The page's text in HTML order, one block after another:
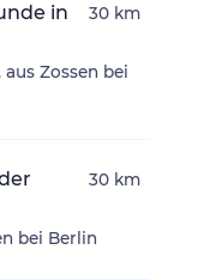
in
Zossen bei
30 km
bei Berlin
30 km